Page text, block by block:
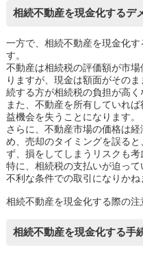
相続不動産を現金化するデ
一方で、相続不動産を現金化
す。
不動産は相続税の評価額が市
りますが、現金は額面がその
続する方が相続税の負担が高く
また、不動産を所有していれ
益機会を失うことになります。
さらに、不動産市場の価格は
め、売却のタイミングを誤る
ず、損をしてしまうリスクも考
特に、相続税の支払いが迫っ
不利な条件での取引になりかね
相続不動産を現金化する際の注
相続不動産を現金化する手